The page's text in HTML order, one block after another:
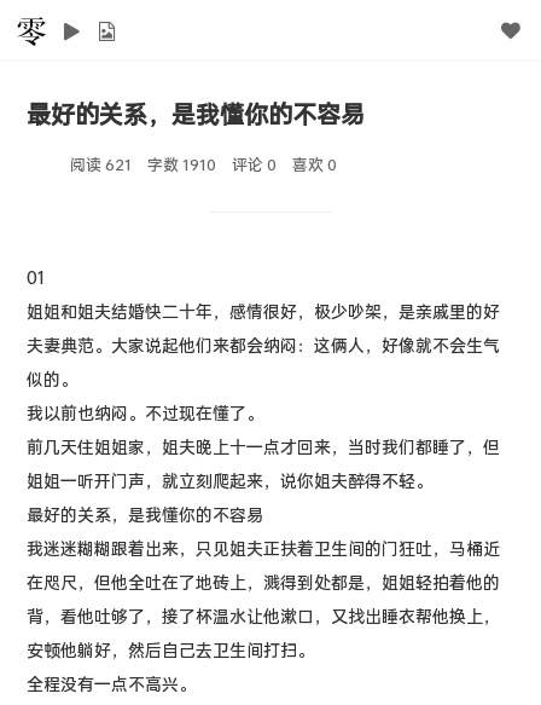
最好的关系，是我懂你的不容易
阅读 621 字数 1910 评论 0 喜欢0
01
姐姐和姐夫结婚快二十年，感情很好，极少吵架，是亲戚里的好
夫妻典范。大家说起他们来都会纳闷：这俩人，好像就不会生气
似的。
我以前也纳闷。不过现在懂了。
前几天住姐姐家，姐夫晚上十一点才回来，当时我们都睡了，但
姐姐一听开门声，就立刻爬起来，说你姐夫醉得不轻。
最好的关系，是我懂你的不容易
我迷迷糊糊跟着出来，只见姐夫正扶着卫生间的门狂吐，马桶近
在咫尺，但他全吐在了地砖上，溅得到处都是，姐姐轻拍着他的
背，看他吐够了，接了杯温水让他漱口，又找出睡衣帮他换上，
安顿他躺好，然后自己去卫生间打扫。
全程没有一点不高兴。